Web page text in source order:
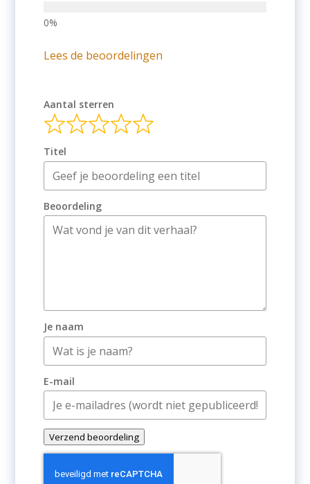
Lees de beoordelingen
Aantal sterren
Titel
Beoordeling
Je naam
E-mail
Verzend beoordeling